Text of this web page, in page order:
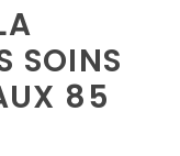
SOINS
85